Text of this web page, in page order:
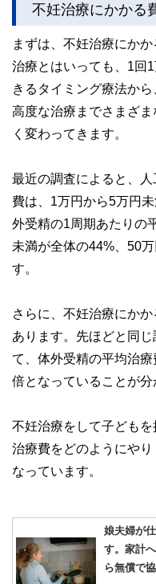
不妊治療にかかる
まずは、不妊治療にか
治療とはいっても、1回
きるタイミング療法か
高度な治療までさまざ
く変わってきます。
最近の調査によると、
費は、1万円から5万円
外受精の1周期あたりの
未満が全体の44%、50
す。
さらに、不妊治療にか
あります。先ほどと同
て、体外受精の平均治
倍となっていることが分
不妊治療をして子どもを
治療費をどのようにや
なっています。
娘夫婦が
す。家計
ら無償で